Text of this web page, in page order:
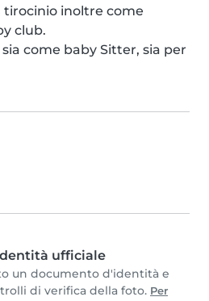
tirocinio inoltre come
club.
come baby Sitter, sia per
ufficiale
un documento d'identità e
di verifica della foto. Per